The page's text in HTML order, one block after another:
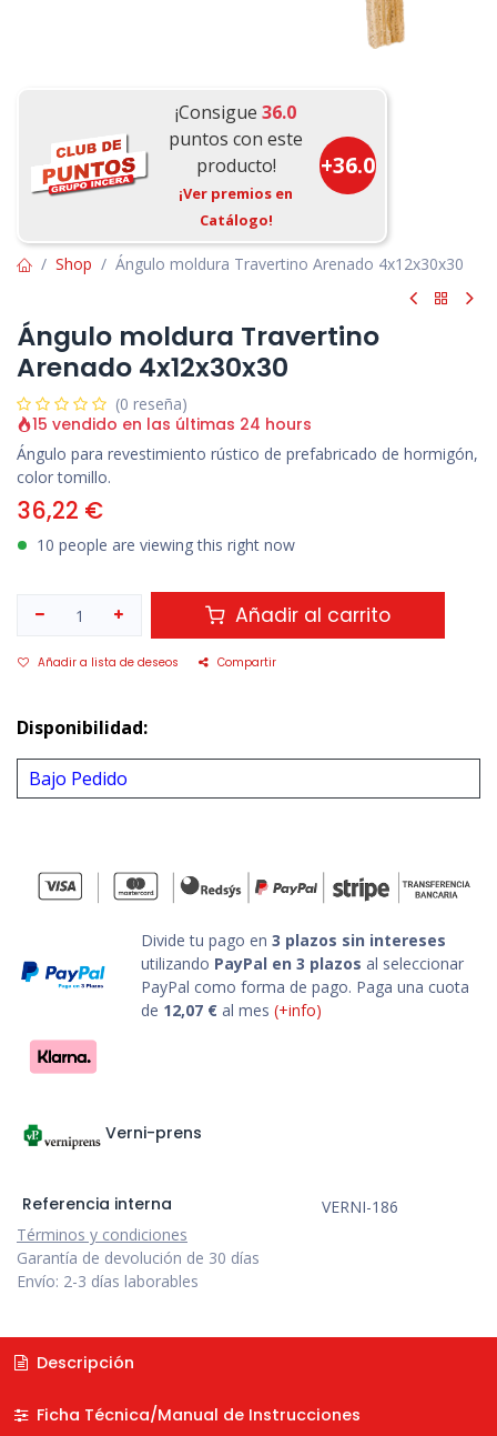
¡Consigue36.0
puntos con este
producto!
¡Ver premios en
Catálogo!
+36.0
Shop Ángulo moldura Travertino Arenado 4x12x30x30
Ángulo moldura Travertino
Arenado 4x12x30x30
(0 reseña)
15 vendido en las últimas 24 hours
Ángulo para revestimiento rústico de prefabricado de hormigón,
color tomillo.
36,22 €
10 people are viewing this right now
Añadir al carrito
Añadir a lista de deseos Compartir
Disponibilidad:
Bajo Pedido
Divide tu pago en 3 plazos sin intereses
utilizando PayPal en 3 plazos al seleccionar
PayPal como forma de pago. Paga una cuota
de 12,07 € al mes (+info)
Verni-prens
Referencia interna
VERNI-186
Términos y condiciones
Garantía de devolución de 30 días
Envío: 2-3 días laborables
Descripción
Ficha Técnica/Manual de Instrucciones